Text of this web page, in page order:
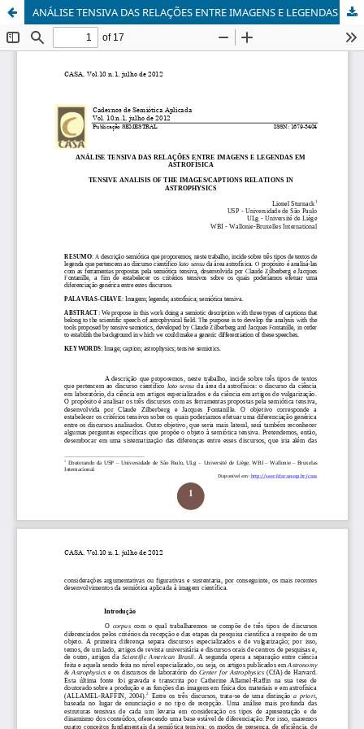
ANÁLISE TENSIVA DAS RELAÇÕES ENTRE IMAGENS E LEGENDAS EM ASTROFÍSICA